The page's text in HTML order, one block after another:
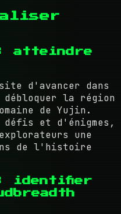
: atteindre
d'avancer dans
débloquer la région
de Yujin.
défis et d'énigmes,
une
de l'histoire
: identifier